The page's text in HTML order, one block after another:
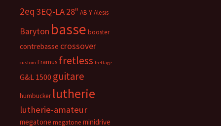
2eq 3EQ-LA28" AB-YAlesis
Baryton basse booster
contrebasse crossover
custom Framus fretless frettage
G&L 1500 guitare
humbucker lutherie
lutherie-amateur
megatone megatone minidrive